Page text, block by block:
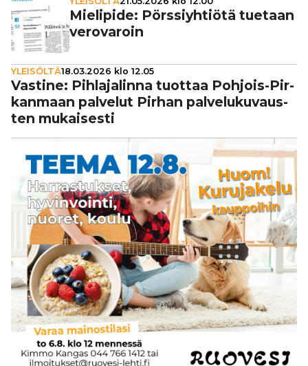
Mielipide: Pörs­siyh­ti­ötä tuetaan
vero­va­roin
YLEISÖLTÄ18.03.2026 klo 12.05
Vastine: Pih­la­ja­linna tuottaa Pohjois-Pir­
kan­maan palvelut Pirhan pal­ve­lu­ku­vaus­
ten mukai­sesti